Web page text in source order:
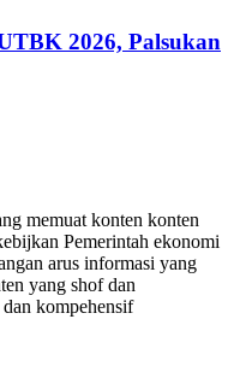
2026, Palsukan
memuat konten konten
Pemerintah ekonomi
arus informasi yang
yang shof dan
kompehensif